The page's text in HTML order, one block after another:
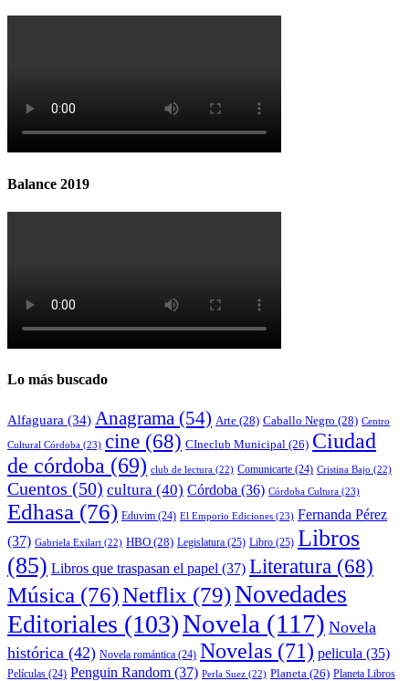
Balance 2019
Lo más buscado
Alfaguara (34) Anagrama (54) Arte (28) Caballo Negro (28) Centro
Cultural Córdoba (23) cine (68) CIneclub Municipal (26) Ciudad
de córdoba (69) club de lectura (22) Comunicarte (24) Cristina Bajo (22)
Cuentos (50) cultura (40) Córdoba (36) Córdoba Cultura (23)
Edhasa (76) Eduvim (24) El Emporio Ediciones (23) Fernanda Pérez
(37) Gabriela Exilart (22) HBO (28) Legislatura (25) Libro (25) Libros
(85) Libros que traspasan el papel (37) Literatura (68)
Música (76)Netflix (79)Novedades
Editoriales (103)Novela (117) Novela
histórica (42) Novela romántica (24) Novelas (71) pelicula (35)
Películas (24) Penguin Random (37) Perla Suez (22) Planeta (26) Planeta Libros